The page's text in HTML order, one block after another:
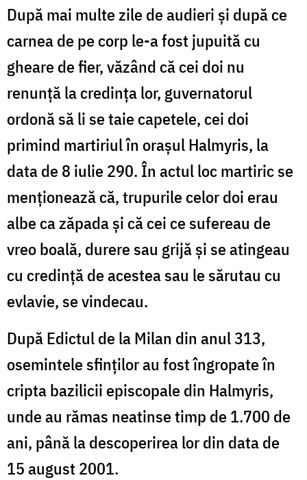
După mai multe zile de audieri și după ce
carnea de pe corp le-a fost jupuită cu
gheare de fier, văzând că cei doi nu
renunță la credința lor, guvernatorul
ordonă să li se taie capetele, cei doi
primind martiriul în orașul Halmyris, la
data de 8 iulie 290. În actul loc martiric se
menționează că, trupurile celor doi erau
albe ca zăpada și că cei ce sufereau de
vreo boală, durere sau grijă și se atingeau
cu credință de acestea sau le sărutau cu
evlavie, se vindecau.
După Edictul de la Milan din anul 313,
osemintele sfinților au fost îngropate în
cripta bazilicii episcopale din Halmyris,
unde au rămas neatinse timp de 1.700 de
ani, până la descoperirea lor din data de
15 august 2001.